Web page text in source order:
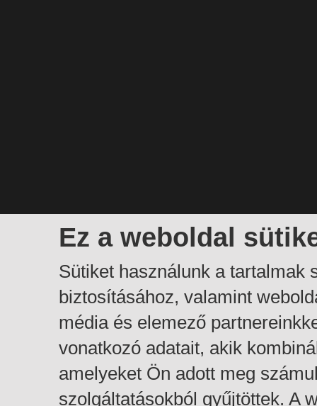
Ez a weboldal
Sütiket használunk a tartalmak
biztosításához, valamint
média és elemező
vonatkozó adatait, akik
amelyeket Ön adott meg
szolgáltatásokból gyűjtöttek. A